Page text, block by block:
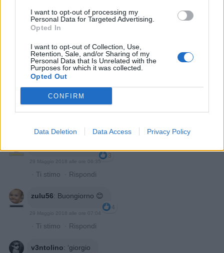
I want to opt-out of processing my
Personal Data for Targeted Advertising.
Opted In
I want to opt-out of Collection, Use,
Retention, Sale, and/or Sharing of my
Personal Data that Is Unrelated with the
Purposes for which it was collected.
Opted Out
CONFIRM
Data Deletion Data Access Privacy Policy
·Ti stimo ·Rispondi
4
29 Maggio 2018 alle ore 06:25
·Ti stimo ·Rispondi
Bobygi: Buongiorno
4
3
29 Maggio 2018 alle ore 06:35
· Ti stimo · Rispondi
zulu56: Buongiorno 😊
4
29 Maggio 2018 alle ore 07:04
· Ti stimo · Rispondi
v3ntolino: ‘giorgio